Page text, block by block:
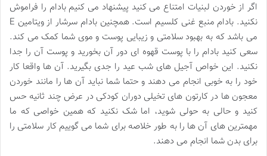
اگر از خوردن لبنیات امتناع می کنید پیشنهاد می کنیم بادام را فراموش
نکنید. بادام منبع غنی کلسیم است. همچنین بادام سرشار از ویتامین E
می باشد که به بهبود سلامتی و زیبایی پوست و موی شما کمک می کند.
سعی کنید بادام را با پوست قهوه ای دور آن بخورید و پوست آن را جدا
نکنید. این خواص آجیل های شب عید را جدی بگیرید. آن ها واقعا کار
خود را به خوبی انجام می دهند و حتما شما نباید آن ها را مانند خوردن
معجون ها در کارتون های تخیلی دوران کودکی در عرض چند ثانیه حس
کنید و حالی به حولی شوید، اما شک نکنید که همین خواصی که ما
مهمترین های آن ها را به طور خلاصه برای شما می گوییم کار سلامتی را
برای بدن شما انجام می دهند.